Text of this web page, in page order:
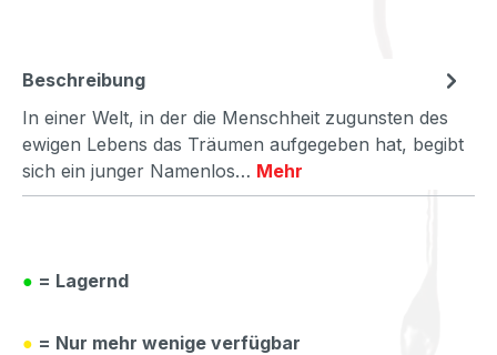
Beschreibung
In einer Welt, in der die Menschheit zugunsten des
ewigen Lebens das Träumen aufgegeben hat, begibt
sich ein junger Namenlos… Mehr
● = Lagernd
● = Nur mehr wenige verfügbar